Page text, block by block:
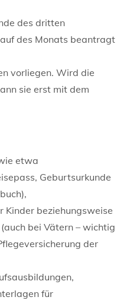
des dritten
des Monats beantragt
vorliegen. Wird die
sie erst mit dem
etwa
Geburtsurkunde
Kinder beziehungsweise
bei Vätern – wichtig
der
für